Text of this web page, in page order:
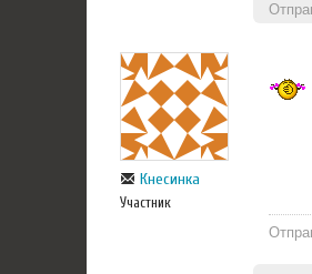
Кнесинка
Участник